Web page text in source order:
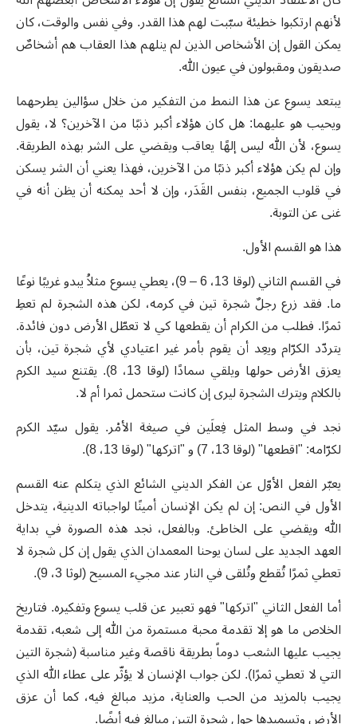
لأنهم ارتكبوا خطيئة سبّبت لهم هذا القدر. وفي نفس والوقت، كان
يمكن القول إن الأشخاص الذين لم ينلهم هذا العقاب هم أشخاصٌ
صديقون ومقبولون في عيون الله.
يبتعد يسوع عن هذا النمط من التفكير من خلال سؤالين يطرحهما
ويحيب هو عليهما: هل كان هؤلاء أكبر ذنبًا من الآخرين؟ لا، يقول
يسوع، لأن الله ليس إلهًا يعاقب ويقضي على الشر بهذه الطريقة.
وإن لم يكن هؤلاء أكبر ذنبًا من الآخرين، فهذا يعني أن الشر يسكن
في قلوب الجميع، بنفس القَدَر، وإن لا أحد يمكنه أن يظن أنه في
غنى عن التوبة.
هذا هو القسم الأول.
في القسم الثاني (لوقا 13، 6 – 9)، يعطي يسوع مثلاُ يبدو غريبًا نوعًا
ما. فقد زرع رجلٌ شجرة تين في كرمه، لكن هذه الشجرة لم تعطِ
ثمرًا. فطلب من الكرام أن يقطعها كي لا تعطّل الأرض دون فائدة.
يتردّد الكرّام ويعِد أن يقوم بأمر غير اعتيادي لأي شجرة تين، بأن
يعزق الأرض حولها ويلقي سمادًا (لوقا 13، 8). يقتنع سيد الكرم
بالكلام ويترك الشجرة ليرى إن كانت ستحمل ثمرا أم لا.
نجد في وسط المثل فِعلَين في صيغة الأمْر. يقول سيّد الكرم
لكرّامه: "اقطعها" (لوقا 13، 7) و "اتركها" (لوقا 13، 8).
يعبّر الفعل الأوّل عن الفكر الديني الشائع الذي يتكلم عنه القسم
الأول في النص: إن لم يكن الإنسان أمينًا لواجباته الدينية، يتدخل
الله ويقضي على الخاطئ. وبالفعل، نجد هذه الصورة في بداية
العهد الجديد على لسان يوحنا المعمدان الذي يقول إن كل شجرة لا
تعطي ثمرًا تُقطع وتُلقى في النار عند مجيء المسيح (لوثا 3، 9).
أما الفعل الثاني "اتركها" فهو تعبير عن قلب يسوع وتفكيره. فتاريخ
الخلاص ما هو إلا تقدمة محبة مستمرة من الله إلى شعبه، تقدمة
يجيب عليها الشعب دوماً بطريقة ناقصة وغير مناسبة (شجرة التين
التي لا تعطي ثمرًا). لكن جواب الإنسان لا يؤثّر على عطاء الله الذي
يجيب بالمزيد من الحب والعناية، مزيد مبالغ فيه، كما أن عزق